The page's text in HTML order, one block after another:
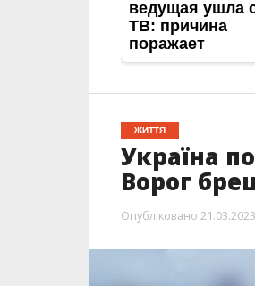
ЖИТТЯ
Україна
Ворог
Опубліковано 21.03.2023